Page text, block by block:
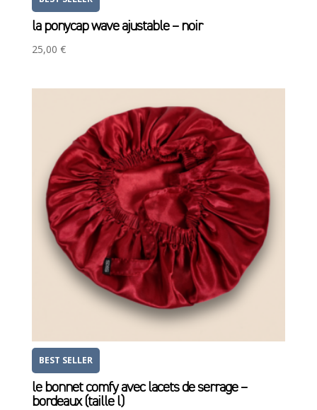
la ponycap wave ajustable – noir
25,00 €
BEST SELLER
le bonnet comfy avec lacets de serrage –
bordeaux (taille l)